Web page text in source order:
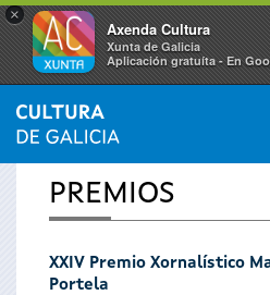
×
Axenda Cultura
Xunta de Galicia
Aplicación gratuíta - En
Se
encuentra
usted
INICIO
PREMIOS
XXIV Premio Xornalístico
Portela